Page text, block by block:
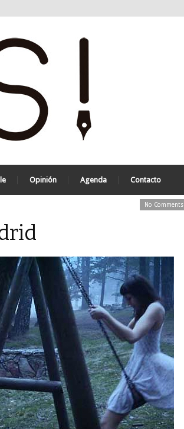
Opinión Agenda Contacto
No Comments